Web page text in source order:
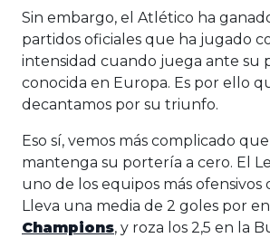
Sin embargo, el Atlético ha
partidos oficiales que ha jugado
intensidad cuando juega ante su
conocida en Europa. Es por ello
decantamos por su triunfo.
Eso sí, vemos más complicado
mantenga su portería a cero. El
uno de los equipos más ofensivos
Lleva una media de 2 goles por
Champions, y roza los 2,5 en la